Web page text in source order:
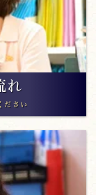
れ
ださい